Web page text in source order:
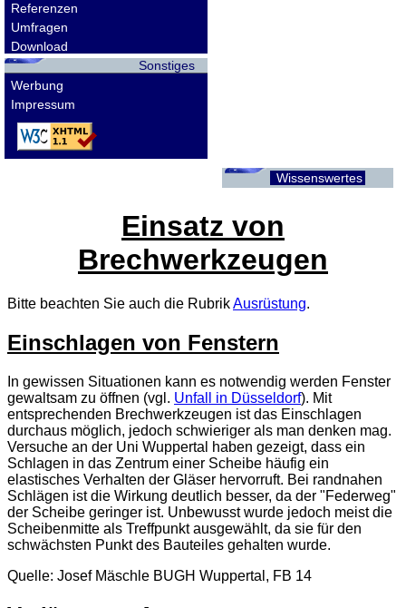
Referenzen
Umfragen
Download
Sonstiges
Werbung
Impressum
Wissenswertes
Einsatz von
Brechwerkzeugen
Bitte beachten Sie auch die RubrikAusrüstung.
Einschlagen von Fenstern
In gewissen Situationen kann es notwendig werden Fenster
gewaltsam zu öffnen (vgl. Unfall in Düsseldorf). Mit
entsprechenden Brechwerkzeugen ist das Einschlagen
durchaus möglich, jedoch schwieriger als man denken mag.
Versuche an der Uni Wuppertal haben gezeigt, dass ein
Schlagen in das Zentrum einer Scheibe häufig ein
elastisches Verhalten der Gläser hervorruft. Bei randnahen
Schlägen ist die Wirkung deutlich besser, da der "Federweg"
der Scheibe geringer ist. Unbewusst wurde jedoch meist die
Scheibenmitte als Treffpunkt ausgewählt, da sie für den
schwächsten Punkt des Bauteiles gehalten wurde.
Quelle: Josef Mäschle BUGH Wuppertal, FB 14